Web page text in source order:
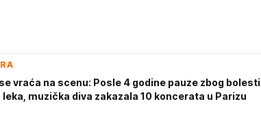
vraća na scenu: Posle 4 godine pauze zbog bolesti
leka, muzička diva zakazala 10 koncerata u Parizu